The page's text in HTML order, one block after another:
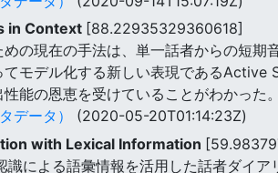
in Context [88.22935329360618]
の現在の手法は、単一話者からの短
てモデル化する新しい表現である
能の恩恵を受けていることがわかった。
データ）
(2020-05-20T01:14:23Z)
with Lexical Information
識による語彙情報を活用した話者ダイ